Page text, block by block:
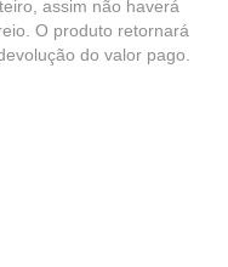
assim não haverá
O produto retornará
do valor pago.